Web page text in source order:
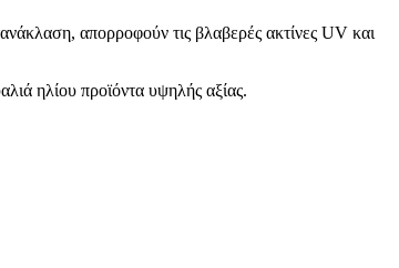
απορροφούν τις βλαβερές ακτίνες UV και
ηλίου προϊόντα υψηλής αξίας.